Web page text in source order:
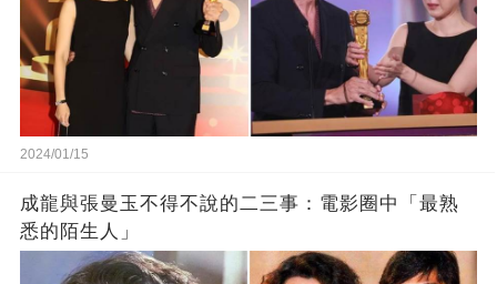
2024/01/15
成龍與張曼玉不得不說的二三事：電影圈中「最熟
悉的陌生人」